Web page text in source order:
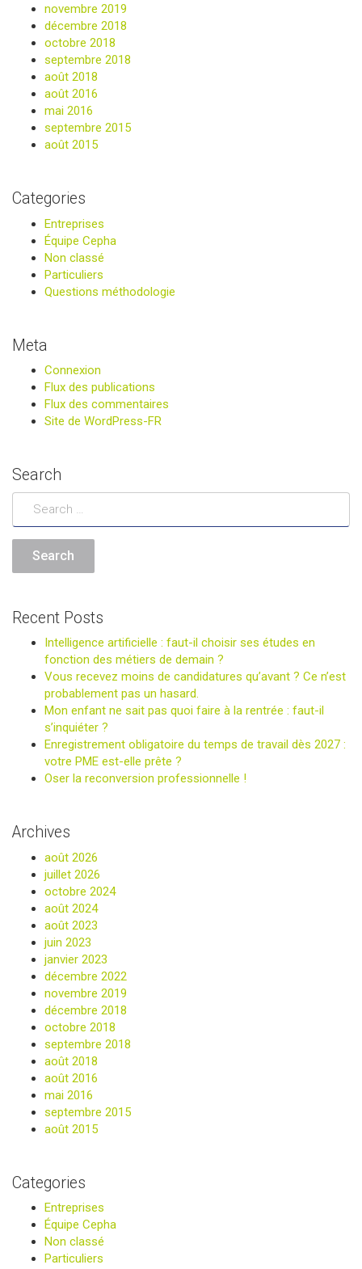
novembre 2019
décembre 2018
octobre 2018
septembre 2018
août 2018
août 2016
mai 2016
septembre 2015
août 2015
Categories
Entreprises
Équipe Cepha
Non classé
Particuliers
Questions méthodologie
Meta
Connexion
Flux des publications
Flux des commentaires
Site de WordPress-FR
Search
Recent Posts
Intelligence artificielle : faut-il choisir ses études en
fonction des métiers de demain ?
Vous recevez moins de candidatures qu’avant ? Ce n’est
probablement pas un hasard.
Mon enfant ne sait pas quoi faire à la rentrée : faut-il
s’inquiéter ?
Enregistrement obligatoire du temps de travail dès 2027 :
votre PME est-elle prête ?
Oser la reconversion professionnelle !
Archives
août 2026
juillet 2026
octobre 2024
août 2024
août 2023
juin 2023
janvier 2023
décembre 2022
novembre 2019
décembre 2018
octobre 2018
septembre 2018
août 2018
août 2016
mai 2016
septembre 2015
août 2015
Categories
Entreprises
Équipe Cepha
Non classé
Particuliers